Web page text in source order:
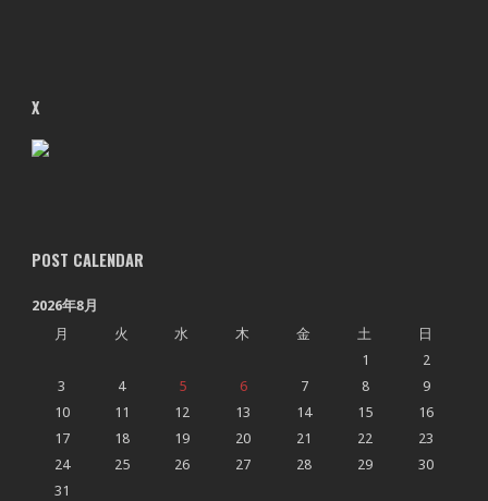
X
POST CALENDAR
2026年8月
月
火 水 木 金 土
日
1
2
3
4 5 6 7 8
9
10
11 12 13 14 15
16
17
18 19 20 21 22
23
24
25 26 27 28 29
30
31